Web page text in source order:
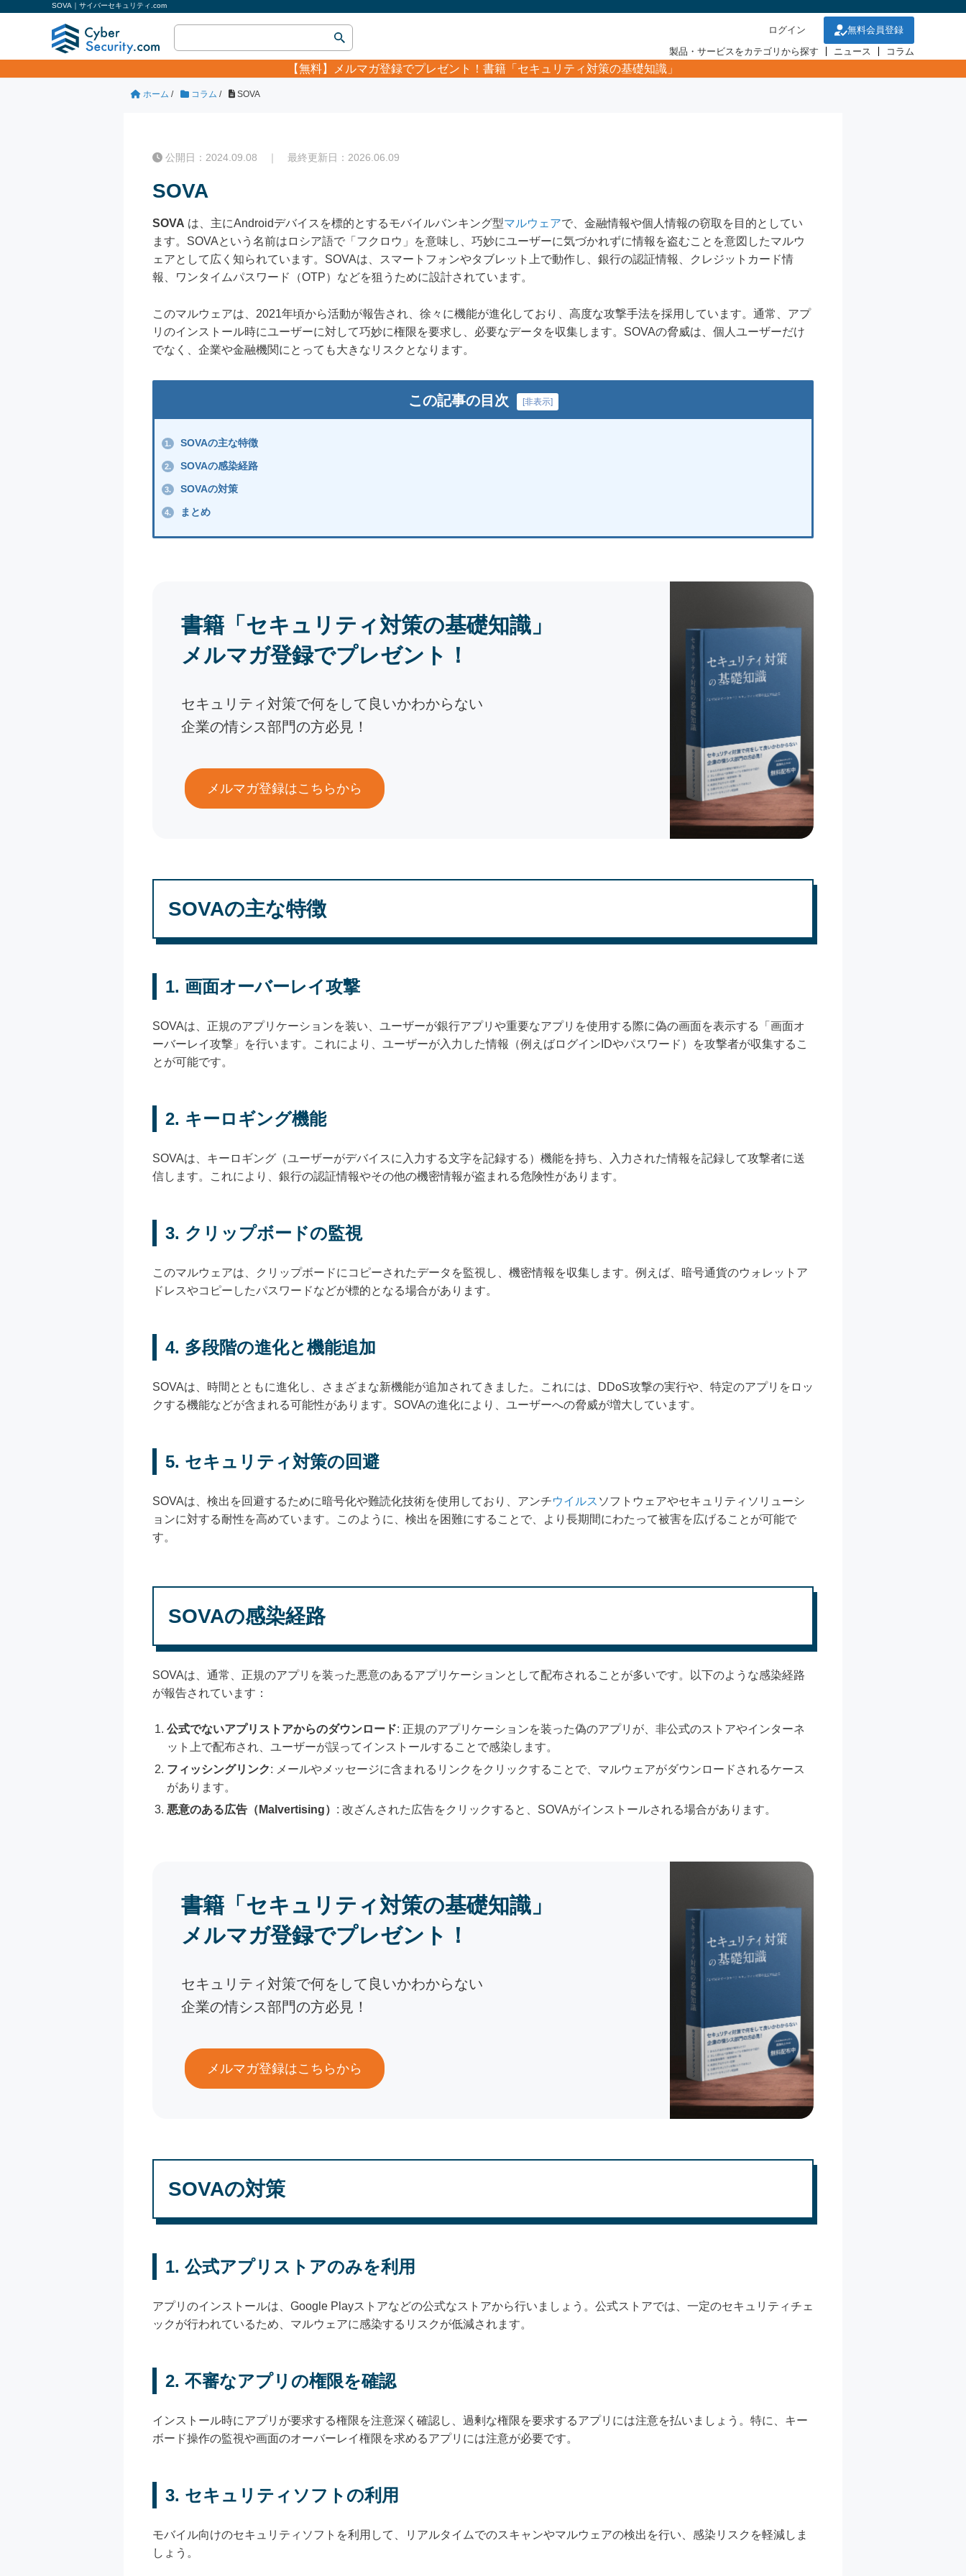
SOVA｜サイバーセキュリティ.com
ログイン
無料会員登録
製品・サービスをカテゴリから探す
ニュース コラム
【無料】 メルマガ登録でプレゼント！書籍「セキュリティ対策の基礎知識」
ホーム / コラム / SOVA
公開日：2024.09.08 ｜ 最終更新日：2026.06.09
SOVA
SOVA は、主にAndroidデバイスを標的とするモバイルバンキング型マルウェアで、金融情報や個人情報の窃取を目的としてい
ます。SOVAという名前はロシア語で「フクロウ」を意味し、巧妙にユーザーに気づかれずに情報を盗むことを意図したマルウ
ェアとして広く知られています。SOVAは、スマートフォンやタブレット上で動作し、銀行の認証情報、クレジットカード情
報、ワンタイムパスワード（OTP）などを狙うために設計されています。
このマルウェアは、2021年頃から活動が報告され、徐々に機能が進化しており、高度な攻撃手法を採用しています。通常、アプ
リのインストール時にユーザーに対して巧妙に権限を要求し、必要なデータを収集します。SOVAの脅威は、個人ユーザーだけ
でなく、企業や金融機関にとっても大きなリスクとなります。
この記事の目次 [非表示]
1. SOVAの主な特徴
2. SOVAの感染経路
3. SOVAの対策
4. まとめ
書籍「セキュリティ対策の基礎知識」
メルマガ登録でプレゼント！
セキュリティ対策で何をして良いかわからない
企業の情シス部門の方必見！
メルマガ登録はこちらから
SOVAの主な特徴
1. 画面オーバーレイ攻撃
SOVAは、正規のアプリケーションを装い、ユーザーが銀行アプリや重要なアプリを使用する際に偽の画面を表示する「画面オ
ーバーレイ攻撃」を行います。これにより、ユーザーが入力した情報（例えばログインIDやパスワード）を攻撃者が収集するこ
とが可能です。
2. キーロギング機能
SOVAは、キーロギング（ユーザーがデバイスに入力する文字を記録する）機能を持ち、入力された情報を記録して攻撃者に送
信します。これにより、銀行の認証情報やその他の機密情報が盗まれる危険性があります。
3. クリップボードの監視
このマルウェアは、クリップボードにコピーされたデータを監視し、機密情報を収集します。例えば、暗号通貨のウォレットア
ドレスやコピーしたパスワードなどが標的となる場合があります。
4. 多段階の進化と機能追加
SOVAは、時間とともに進化し、さまざまな新機能が追加されてきました。これには、DDoS攻撃の実行や、特定のアプリをロッ
クする機能などが含まれる可能性があります。SOVAの進化により、ユーザーへの脅威が増大しています。
5. セキュリティ対策の回避
SOVAは、検出を回避するために暗号化や難読化技術を使用しており、アンチウイルス ソフトウェアやセキュリティソリューシ
ョンに対する耐性を高めています。このように、検出を困難にすることで、より長期間にわたって被害を広げることが可能で
す。
SOVAの感染経路
SOVAは、通常、正規のアプリを装った悪意のあるアプリケーションとして配布されることが多いです。以下のような感染経路
が報告されています：
公式でないアプリストアからのダウンロード: 正規のアプリケーションを装った偽のアプリが、非公式のストアやインターネ
ット上で配布され、ユーザーが誤ってインストールすることで感染します。
フィッシングリンク: メールやメッセージに含まれるリンクをクリックすることで、マルウェアがダウンロードされるケース
があります。
悪意のある広告（Malvertising） : 改ざんされた広告をクリックすると、SOVAがインストールされる場合があります。
書籍「セキュリティ対策の基礎知識」
メルマガ登録でプレゼント！
セキュリティ対策で何をして良いかわからない
企業の情シス部門の方必見！
メルマガ登録はこちらから
SOVAの対策
1. 公式アプリストアのみを利用
アプリのインストールは、Google Playストアなどの公式なストアから行いましょう。公式ストアでは、一定のセキュリティチェ
ックが行われているため、マルウェアに感染するリスクが低減されます。
2. 不審なアプリの権限を確認
インストール時にアプリが要求する権限を注意深く確認し、過剰な権限を要求するアプリには注意を払いましょう。特に、キー
ボード操作の監視や画面のオーバーレイ権限を求めるアプリには注意が必要です。
3. セキュリティソフトの利用
モバイル向けのセキュリティソフトを利用して、リアルタイムでのスキャンやマルウェアの検出を行い、感染リスクを軽減しま
しょう。